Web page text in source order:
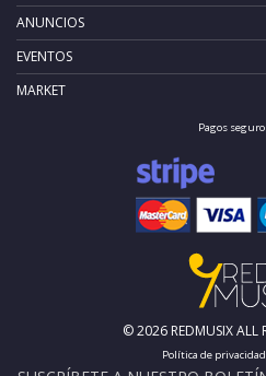
ANUNCIOS
EVENTOS
MARKET
Pagos
© 2026 REDMUSIX ALL
Política de privacidad